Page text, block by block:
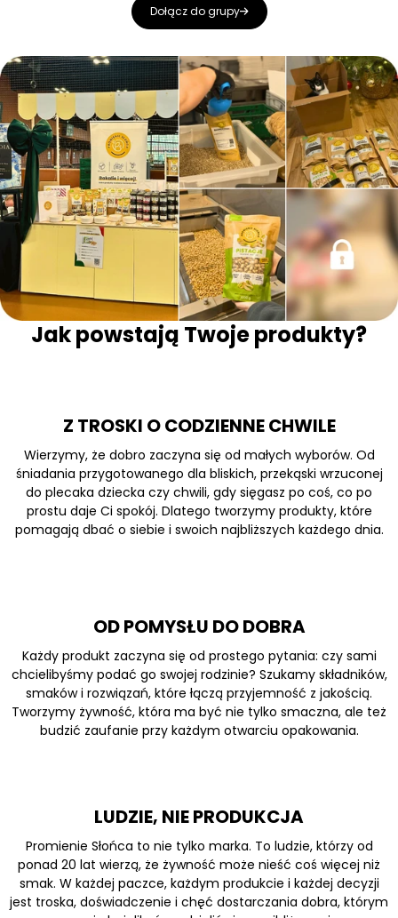
Dołącz do grupy
Jak powstają Twoje produkty?
Z TROSKI O CODZIENNE CHWILE
Wierzymy, że dobro zaczyna się od małych wyborów. Od
śniadania przygotowanego dla bliskich, przekąski wrzuconej
do plecaka dziecka czy chwili, gdy sięgasz po coś, co po
prostu daje Ci spokój. Dlatego tworzymy produkty, które
pomagają dbać o siebie i swoich najbliższych każdego dnia.
OD POMYSŁU DO DOBRA
Każdy produkt zaczyna się od prostego pytania: czy sami
chcielibyśmy podać go swojej rodzinie? Szukamy składników,
smaków i rozwiązań, które łączą przyjemność z jakością.
Tworzymy żywność, która ma być nie tylko smaczna, ale też
budzić zaufanie przy każdym otwarciu opakowania.
LUDZIE, NIE PRODUKCJA
Promienie Słońca to nie tylko marka. To ludzie, którzy od
ponad 20 lat wierzą, że żywność może nieść coś więcej niż
smak. W każdej paczce, każdym produkcie i każdej decyzji
jest troska, doświadczenie i chęć dostarczania dobra, którym